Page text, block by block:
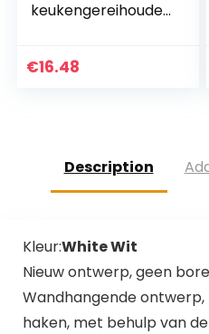
keukengereihouder
pastelstrepen,
€16.48
Description
Kleur:White Wit
Nieuw ontwerp, geen
Wandhangende
haken, met behulp van